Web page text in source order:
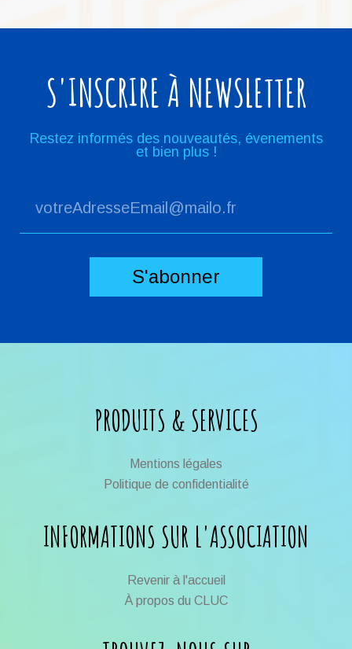
S'INSCRIRE À NEWSLETTER
Restez informés des nouveautés, évenements
et bien plus !
PRODUITS & SERVICES
Mentions légales
Politique de confidentialité
INFORMATIONS SUR L'ASSOCIATION
Revenir à l'accueil
À propos du CLUC